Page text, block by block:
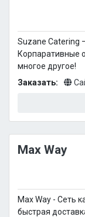
Suzane Catering
Корпаративные
многое другое!
Заказать:
Max Way
Max Way - Сеть
быстрая